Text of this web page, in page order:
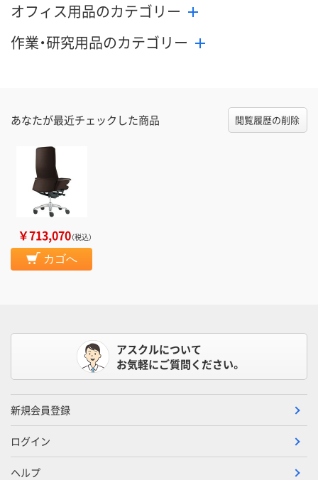
オフィス用品のカテゴリー
作業・研究用品のカテゴリー
あなたが最近チェックした商品 閲覧履歴の削除
￥713,070（税込）
カゴへ
アスクルについて
お気軽にご質問ください。
新規会員登録
ログイン
ヘルプ